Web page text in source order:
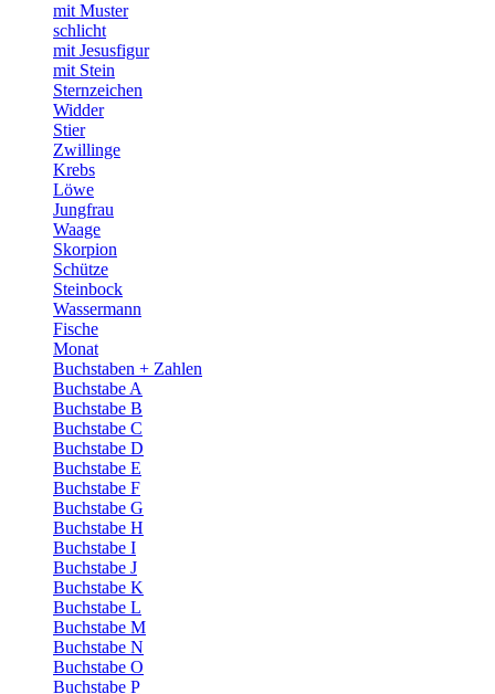
mit Muster
schlicht
mit Jesusfigur
mit Stein
Sternzeichen
Widder
Stier
Zwillinge
Krebs
Löwe
Jungfrau
Waage
Skorpion
Schütze
Steinbock
Wassermann
Fische
Monat
Buchstaben + Zahlen
Buchstabe A
Buchstabe B
Buchstabe C
Buchstabe D
Buchstabe E
Buchstabe F
Buchstabe G
Buchstabe H
Buchstabe I
Buchstabe J
Buchstabe K
Buchstabe L
Buchstabe M
Buchstabe N
Buchstabe O
Buchstabe P